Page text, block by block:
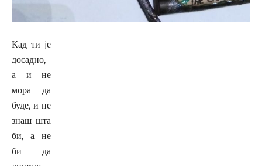
Кад ти је
досадно,
а и не
мора да
буде, и не
знаш шта
би, а не
би да